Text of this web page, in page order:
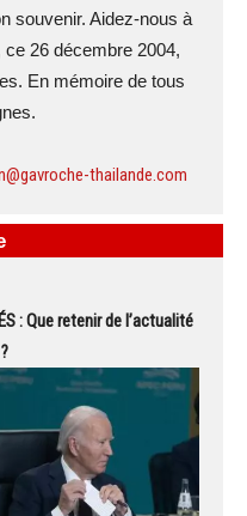
souvenir. Aidez-nous à
26 décembre 2004,
En mémoire de tous
thailande.com
: Que retenir de l’actualité